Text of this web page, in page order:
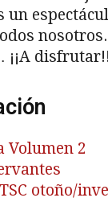
disfrutar!!
Volumen 2
otoño/